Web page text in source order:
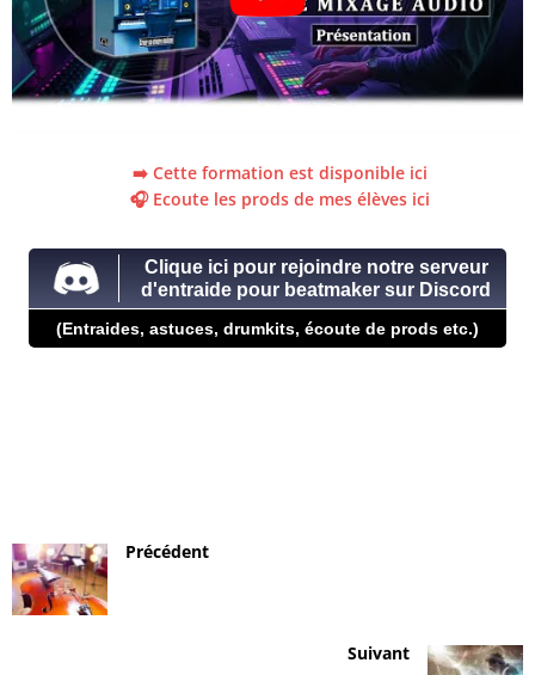
➡️ Cette formation est disponible ici
🎧 Ecoute les prods de mes élèves ici
Clique ici pour rejoindre notre serveur
d'entraide pour beatmaker sur Discord
(Entraides, astuces, drumkits, écoute de prods etc.)
Précédent
Suivant